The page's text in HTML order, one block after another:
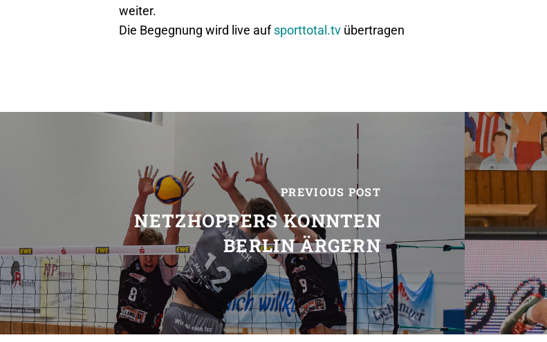
weiter.
Die Begegnung wird live aufsporttotal.tv übertragen
PREVIOUS POST
NETZHOPPERS KONNTEN
BERLIN ÄRGERN